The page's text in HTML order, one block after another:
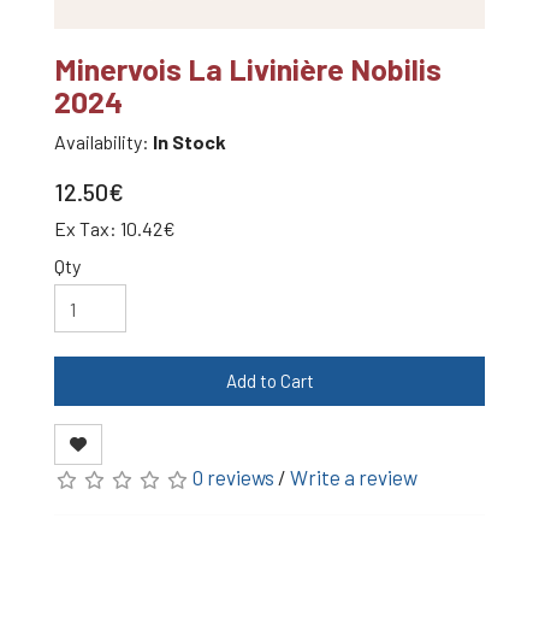
Minervois La Livinière Nobilis
2024
Availability: In Stock
12.50€
Ex Tax: 10.42€
Qty
Add to Cart
0 reviews / Write a review